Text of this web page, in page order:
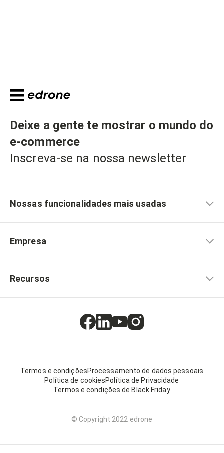
Deixe a gente te mostrar o mundo do
e-commerce
Inscreva-se na nossa newsletter
Nossas funcionalidades mais usadas
Empresa
Recursos
Termos e condiçõesProcessamento de dados pessoais
Política de cookiesPolítica de Privacidade
Termos e condições de Black Friday
© Copyright 2022 edrone